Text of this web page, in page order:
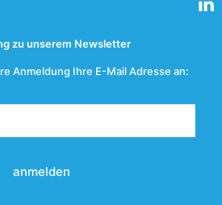
zu unserem Newsletter
Anmeldung Ihre E-Mail Adresse an: